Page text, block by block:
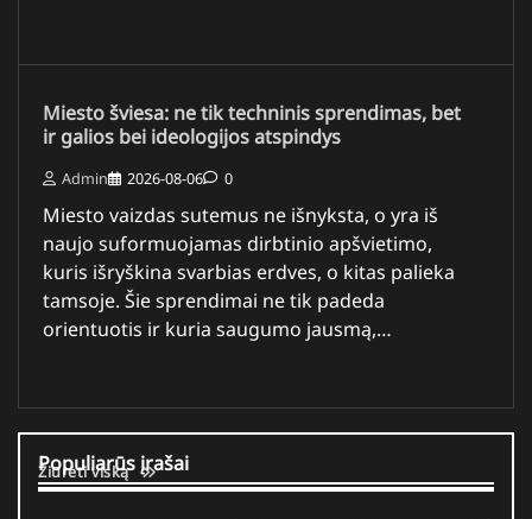
Miesto šviesa: ne tik techninis sprendimas, bet
ir galios bei ideologijos atspindys
Admin 2026-08-06 0
Miesto vaizdas sutemus ne išnyksta, o yra iš
naujo suformuojamas dirbtinio apšvietimo,
kuris išryškina svarbias erdves, o kitas palieka
tamsoje. Šie sprendimai ne tik padeda
orientuotis ir kuria saugumo jausmą,…
Populiarūs įrašai
Žiūrėti viską